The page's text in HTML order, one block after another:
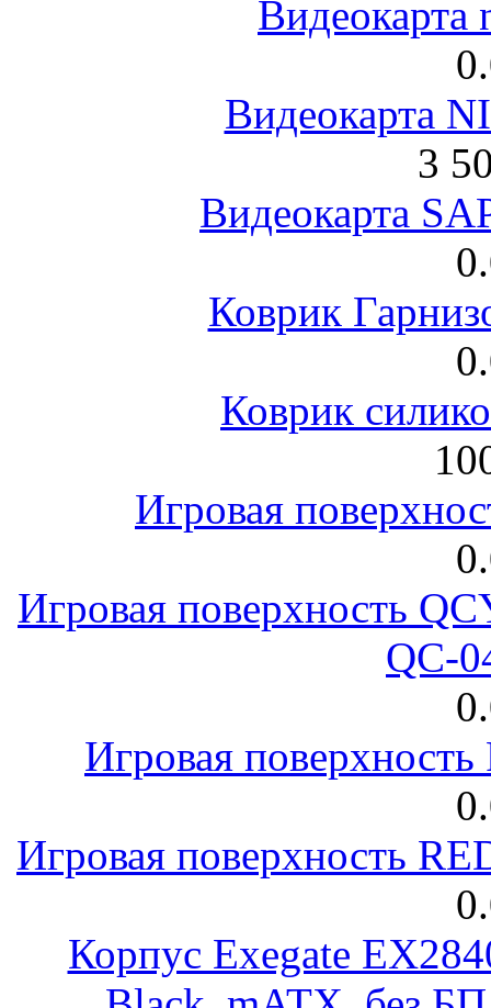
Видеокарта
Видеокарта
3
Видеокарта
Коврик
Коврик
Игровая
Игровая поверхность
QC-
Игровая
Игровая поверхность
Корпус Exegate